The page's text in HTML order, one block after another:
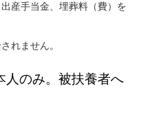
産手当金、埋葬料（費）を
れません。
人のみ。被扶養者へ